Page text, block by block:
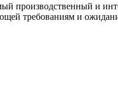
и
требованиям и